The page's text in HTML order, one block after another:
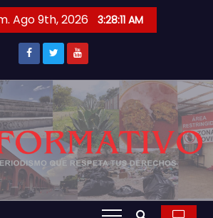
Ago 9th, 2026 3:28:12 AM